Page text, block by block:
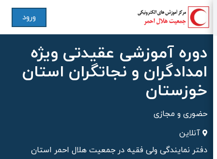
ورود
دوره آموزشی عقیدتی ویژه
امدادگران و نجاتگران استان
خوزستان
حضوری و مجازی
آنلاین
دفتر نمایندگی ولی فقیه در جمعیت هلال احمر استان